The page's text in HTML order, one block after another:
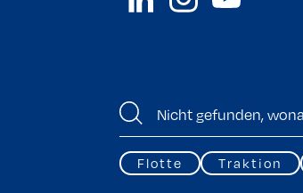
Flotte Traktion